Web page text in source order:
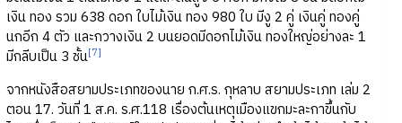
เงิน ทอง รวม 638 ดอก ใบไม้เงิน ทอง 980 ใบ มีงู 2 คู่ เงินคู่ ทองคู่
นกอีก 4 ตัว และกวางเงิน 2 บนยอดมีดอกไม้เงิน ทองใหญ่อย่างละ 1
มีกลีบเป็น 3 ชั้น[7]
จากหนังสือสยามประเภทของนาย ก.ศ.ร. กุหลาบ สยามประเภท เล่ม 2
ตอน 17. วันที่ 1 ส.ค. ร.ศ.118 เรื่องต้นเหตุเมืองแขกมะละกาขึ้นกับ